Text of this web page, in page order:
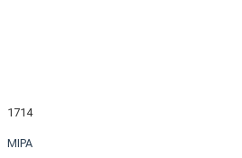
1714
MIPA